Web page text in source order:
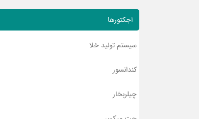
اجکتورها
سیستم تولید خلا
کندانسور
چیلربخار